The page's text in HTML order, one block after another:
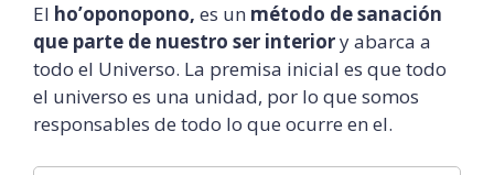
El ho’oponopono, es un método de sanación
que parte de nuestro ser interiory abarca a
todo el Universo. La premisa inicial es que todo
el universo es una unidad, por lo que somos
responsables de todo lo que ocurre en el.